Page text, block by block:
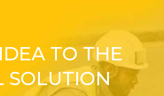
TO THE
SOLUTION